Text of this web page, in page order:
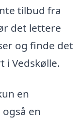
tilbud fra
det lettere
og finde det
i Vedskølle.
en
en